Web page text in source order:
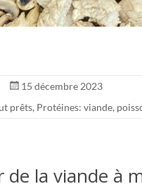
15 décembre 2023
prêts, Protéines: viande,
de la viande à